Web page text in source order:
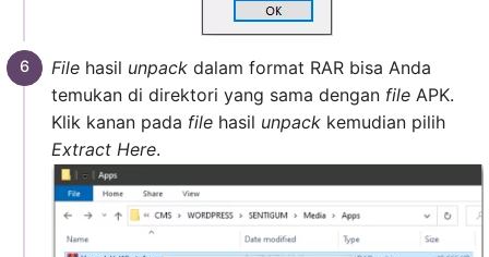
Filehasil unpackdalam format RAR bisa Anda
temukan di direktori yang sama dengan fileAPK.
Klik kanan pada filehasil unpackkemudian pilih
Extract Here.